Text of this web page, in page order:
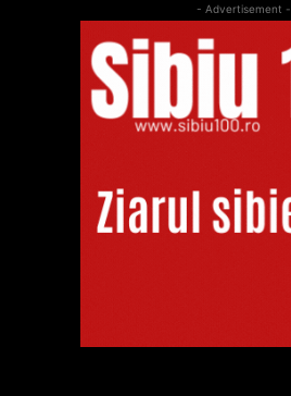
- Advertisement -